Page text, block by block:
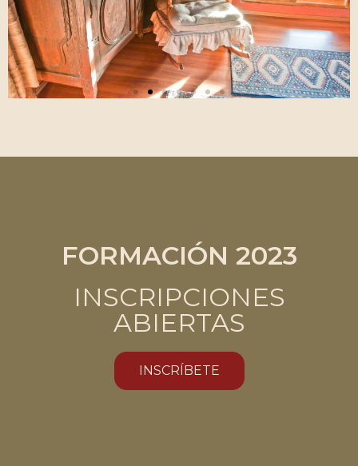
FORMACIÓN 2023
INSCRIPCIONES
ABIERTAS
INSCRÍBETE